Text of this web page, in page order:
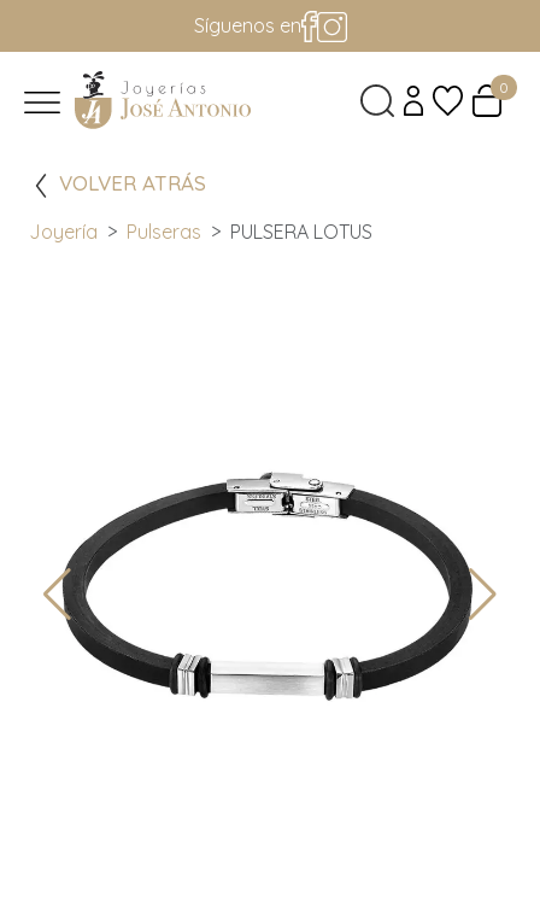
Síguenos en
0
VOLVER ATRÁS
Joyería Pulseras PULSERA LOTUS